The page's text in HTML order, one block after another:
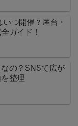
つ開催？屋台・
ガイド！
の？SNSで広が
整理